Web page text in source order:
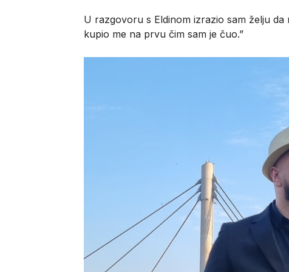
U razgovoru s Eldinom izrazio sam želju
kupio me na prvu čim sam je čuo.”